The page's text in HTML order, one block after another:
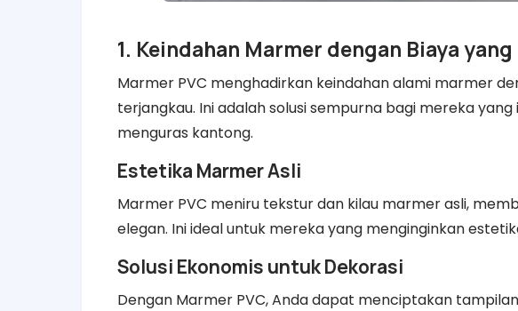
1. Keindahan Marmer dengan Biaya
Marmer PVC menghadirkan keindahan alami marmer
terjangkau. Ini adalah solusi sempurna bagi mereka
menguras kantong.
Estetika Marmer Asli
Marmer PVC meniru tekstur dan kilau marmer asli,
elegan. Ini ideal untuk mereka yang menginginkan
Solusi Ekonomis untuk Dekorasi
Dengan Marmer PVC, Anda dapat menciptakan